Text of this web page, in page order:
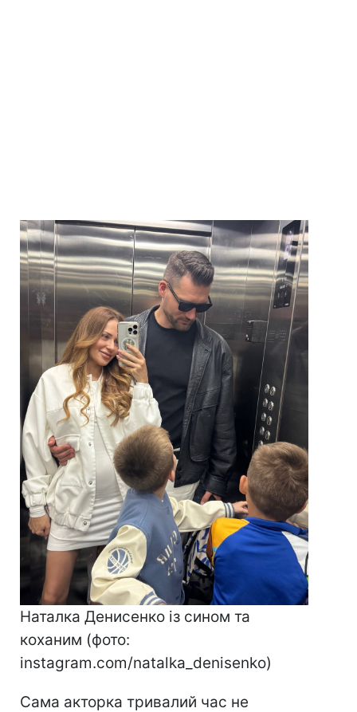
Наталка Денисенко із сином та
коханим (фото:
instagram.com/natalka_denisenko)
Сама акторка тривалий час не